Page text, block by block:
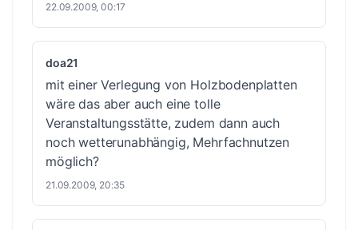
22.09.2009, 00:17
doa21
mit einer Verlegung von Holzbodenplatten
wäre das aber auch eine tolle
Veranstaltungsstätte, zudem dann auch
noch wetterunabhängig, Mehrfachnutzen
möglich?
21.09.2009, 20:35